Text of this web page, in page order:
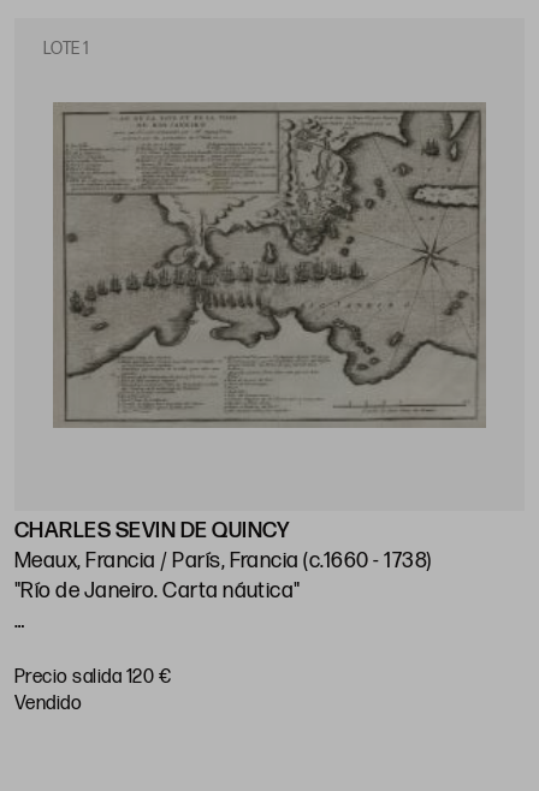
LOTE 1
CHARLES SEVIN DE QUINCY
Meaux, Francia / París, Francia (c.1660 - 1738)
"Río de Janeiro. Carta náutica"
Precio salida 120 €
vendido